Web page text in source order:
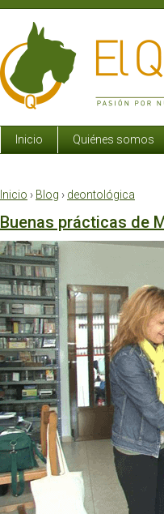
Inicio Quiénes somos
Inicio › Blog › deontológica
Buenas prácticas de